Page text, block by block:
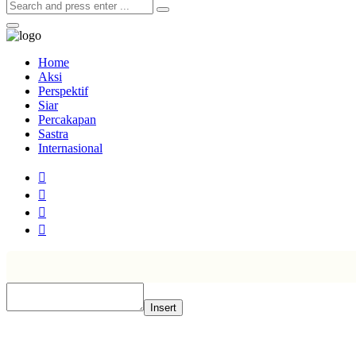
Home
Aksi
Perspektif
Siar
Percakapan
Sastra
Internasional
Insert